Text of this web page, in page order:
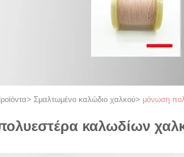
> Σμαλτωμένο καλώδιο χαλκού> μόνωση
καλωδίων